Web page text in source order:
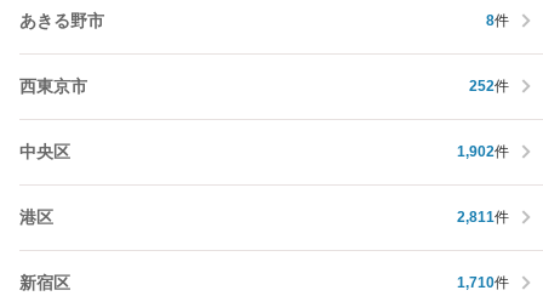
あきる野市 8件
西東京市 252件
中央区 1,902件
港区 2,811件
新宿区 1,710件